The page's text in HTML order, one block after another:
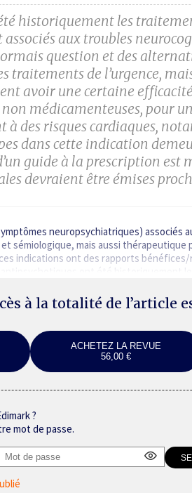
historiquement les
aux troubles
question et des
traitements de l’urgence,
avoir une certaine
médicamenteuses, pour
à des risques cardiaques,
dans cette indication
guide à la prescription est
devraient être émises
neuro­psychiatriques)
sémiologique, mais aussi thérapeutique
indications ont des rapports
anti­psychotiques ont été historiquement
à la totalité de l’article
ACHETEZ LA REVUE
56,00 €
?
mot de passe.